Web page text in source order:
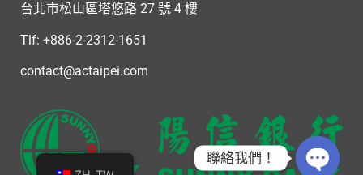
台北市松山區塔悠路 27 號 4 樓
Tlf: +886-2-2312-1651
contact@actaipei.com
聯絡我們！